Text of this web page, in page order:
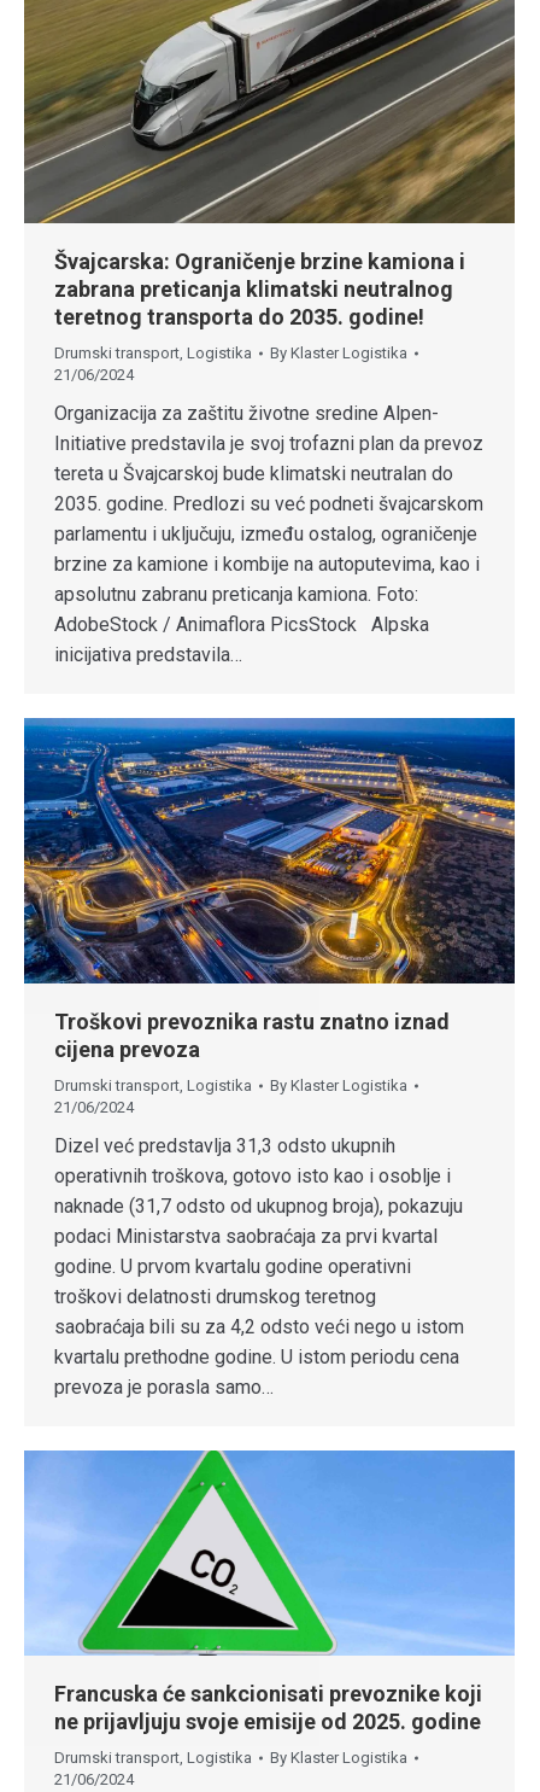
Švajcarska: Ograničenje brzine kamiona i
zabrana preticanja klimatski neutralnog
teretnog transporta do 2035. godine!
Drumski transport Logistika By Klaster Logistika
21/06/2024
Organizacija za zaštitu životne sredine Alpen-
Initiative predstavila je svoj trofazni plan da prevoz
tereta u Švajcarskoj bude klimatski neutralan do
2035. godine. Predlozi su već podneti švajcarskom
parlamentu i uključuju, između ostalog, ograničenje
brzine za kamione i kombije na autoputevima, kao i
apsolutnu zabranu preticanja kamiona. Foto:
AdobeStock / Animaflora PicsStock Alpska
inicijativa predstavila…
Troškovi prevoznika rastu znatno iznad
cijena prevoza
Drumski transport, Logistika By Klaster Logistika
21/06/2024
Dizel već predstavlja 31,3 odsto ukupnih
operativnih troškova, gotovo isto kao i osoblje i
naknade (31,7 odsto od ukupnog broja), pokazuju
podaci Ministarstva saobraćaja za prvi kvartal
godine. U prvom kvartalu godine operativni
troškovi delatnosti drumskog teretnog
saobraćaja bili su za 4,2 odsto veći nego u istom
kvartalu prethodne godine. U istom periodu cena
prevoza je porasla samo…
Francuska će sankcionisati prevoznike koji
ne prijavljuju svoje emisije od 2025. godine
Drumski transport Logistika By Klaster Logistika
21/06/2024